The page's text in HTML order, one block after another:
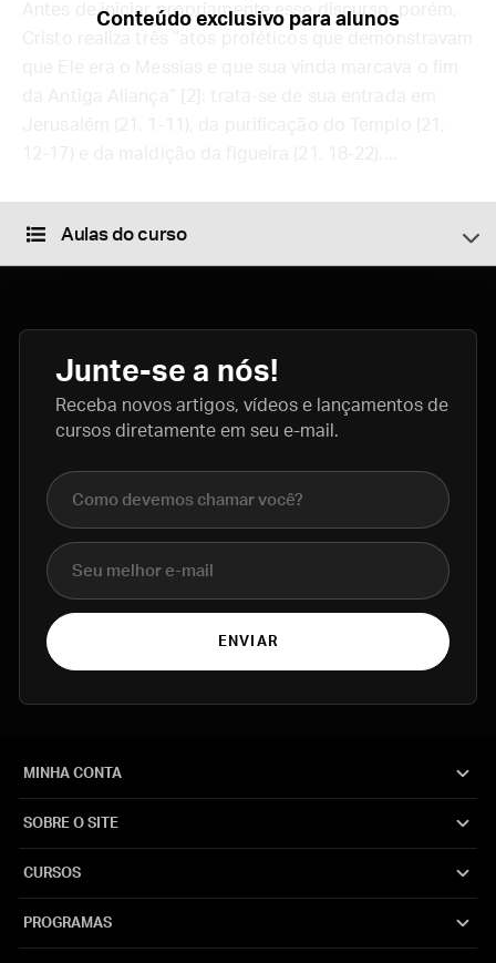
Antes de iniciar propriamente esse discurso, porém,
Conteúdo exclusivo para alunos
Aulas do curso
Junte-se a nós!
Receba novos artigos, vídeos e lançamentos de
cursos diretamente em seu e-mail.
Nome completo
E-mail
ENVIAR
MINHA CONTA
SOBRE O SITE
CURSOS
PROGRAMAS